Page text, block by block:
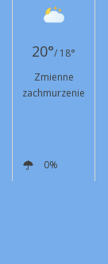
20°/ 18°
Zmienne
zachmurzenie
0%